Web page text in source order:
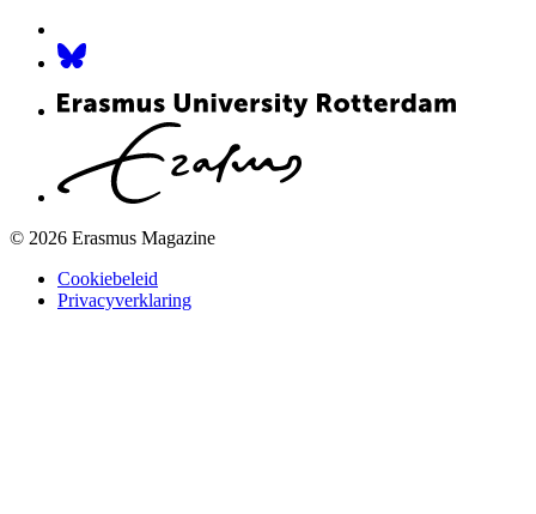
© 2026 Erasmus Magazine
Cookiebeleid
Privacyverklaring